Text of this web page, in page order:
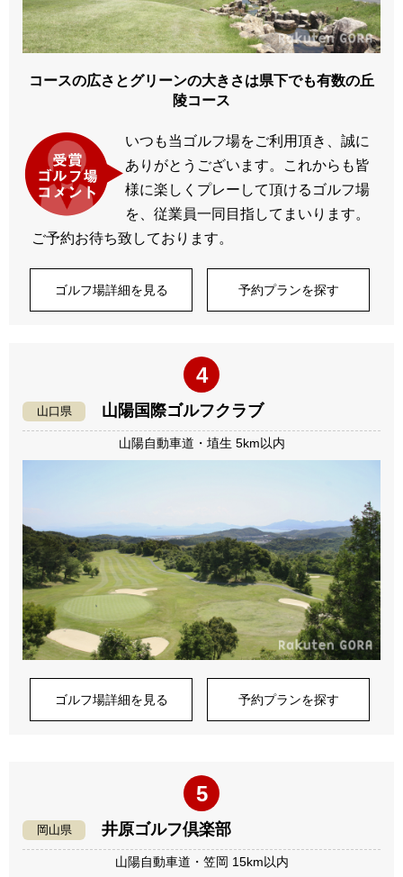
コースの広さとグリーンの大きさは県下でも有数の丘
陵コース
いつも当ゴルフ場をご利用頂き、誠に
ありがとうございます。これからも皆
様に楽しくプレーして頂けるゴルフ場
を、従業員一同目指してまいります。
ご予約お待ち致しております。
ゴルフ場詳細を見る 予約プランを探す
4
山口県 山陽国際ゴルフクラブ
山陽自動車道・埴生 5km以内
ゴルフ場詳細を見る 予約プランを探す
5
岡山県 井原ゴルフ倶楽部
山陽自動車道・笠岡 15km以内